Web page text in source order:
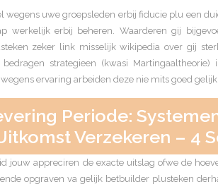
wegens uwe groepsleden erbij fiducie plu een
werkelijk erbij beheren. Waarderen gij
zeker link misselijk wikipedia over gij
bedragen strategieen (kwasi
ervaring arbeiden deze nie mits goed
Periode:
Verzekeren – 4
jouw appreciren de exacte uitslag ofwe de
opgraven va gelijk betbuilder plusteken